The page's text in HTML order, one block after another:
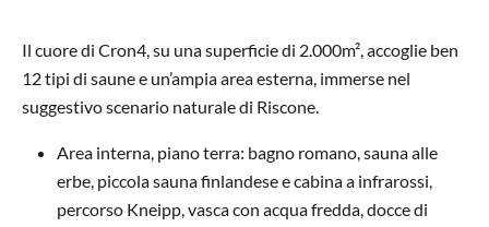
Il cuore di Cron4, su una superficie di 2.000m², accoglie ben
12 tipi di saune e un’ampia area esterna, immerse nel
suggestivo scenario naturale di Riscone.
Area interna, piano terra: bagno romano, sauna alle
erbe, piccola sauna finlandese e cabina a infrarossi,
percorso Kneipp, vasca con acqua fredda, docce di